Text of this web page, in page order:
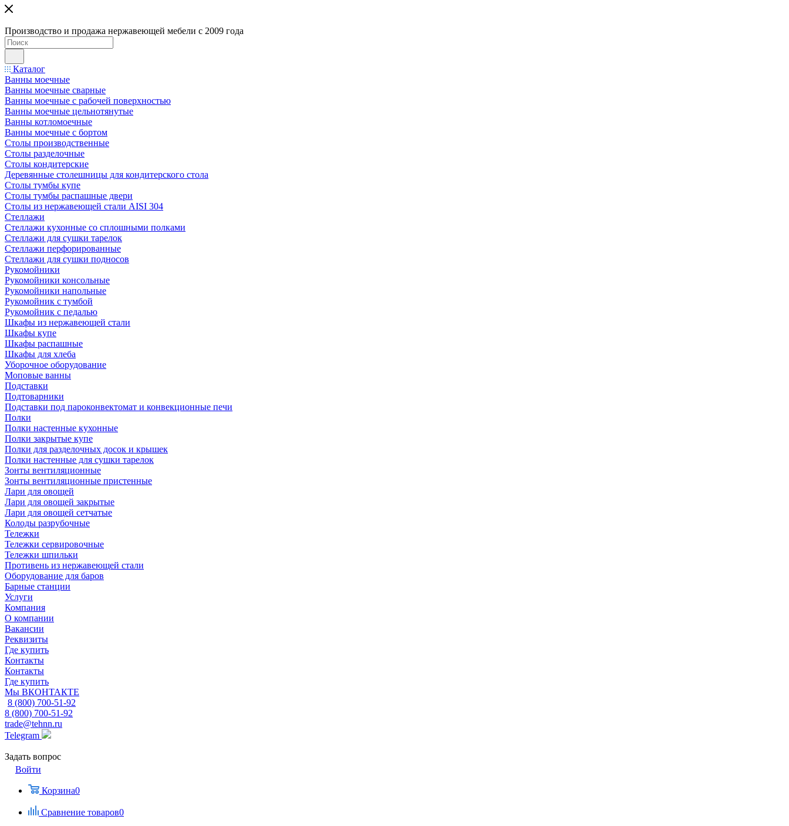
Производство и продажа нержавеющей мебели с 2009 года
Каталог
Ванны моечные
Ванны моечные сварные
Ванны моечные с рабочей поверхностью
Ванны моечные цельнотянутые
Ванны котломоечные
Ванны моечные с бортом
Столы производственные
Столы разделочные
Столы кондитерские
Деревянные столешницы для кондитерского стола
Столы тумбы купе
Столы тумбы распашные двери
Столы из нержавеющей стали AISI 304
Стеллажи
Стеллажи кухонные со сплошными полками
Стеллажи для сушки тарелок
Стеллажи перфорированные
Стеллажи для сушки подносов
Рукомойники
Рукомойники консольные
Рукомойники напольные
Рукомойник с тумбой
Рукомойник с педалью
Шкафы из нержавеющей стали
Шкафы купе
Шкафы распашные
Шкафы для хлеба
Уборочное оборудование
Моповые ванны
Подставки
Подтоварники
Подставки под пароконвектомат и конвекционные печи
Полки
Полки настенные кухонные
Полки закрытые купе
Полки для разделочных досок и крышек
Полки настенные для сушки тарелок
Зонты вентиляционные
Зонты вентиляционные пристенные
Лари для овощей
Лари для овощей закрытые
Лари для овощей сетчатые
Колоды разрубочные
Тележки
Тележки сервировочные
Тележки шпильки
Противень из нержавеющей стали
Оборудование для баров
Барные станции
Услуги
Компания
О компании
Вакансии
Реквизиты
Где купить
Контакты
Контакты
Где купить
Мы ВКОНТАКТЕ
8 (800) 700-51-92
8 (800) 700-51-92
trade@tehnn.ru
Telegram
Задать вопрос
Войти
Корзина0
Сравнение товаров0